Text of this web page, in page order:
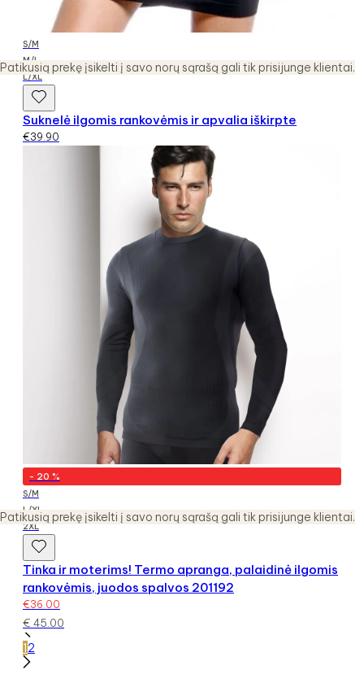
Patikusią prekę įsikelti į savo norų sąrašą gali tik prisijunge klientai.
Patikusią prekę įsikelti į savo norų sąrašą gali tik prisijunge klientai.
S/M
M/L
L/XL
Suknelė ilgomis rankovėmis ir apvalia iškirpte
€39.90
- 20 %
S/M
L/XL
2XL
Tinka ir moterims! Termo apranga, palaidinė ilgomis
rankovėmis, juodos spalvos 201192
€36.00
€ 45.00
12